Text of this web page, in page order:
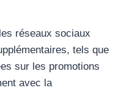
réseaux sociaux
tels que
sur les promotions
avec la